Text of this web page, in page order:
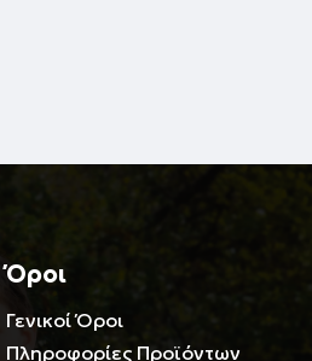
Όροι
Γενικοί Όροι
Πληροφορίες Προϊόντων